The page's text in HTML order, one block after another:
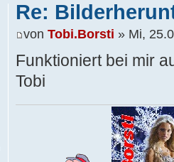
Re:
von Tobi.Borsti » Mi,
Funktioniert bei mir
Tobi